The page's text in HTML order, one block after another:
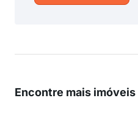
Encontre mais imóveis